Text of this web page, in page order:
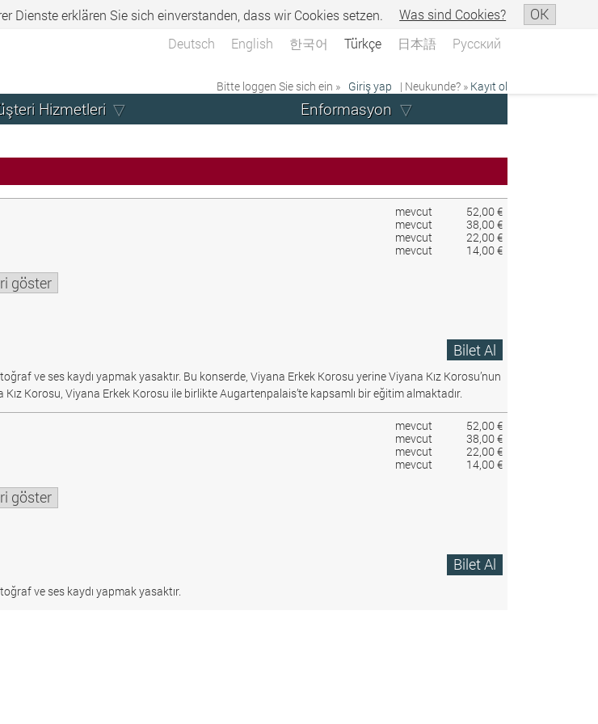
Dienste erklären Sie sich einverstanden, dass wir Cookies setzen. Was sind Cookies? OK
Deutsch English 한국어 Türkçe 日本語 Русский
Bitte loggen Sie sich ein » Giriş yap | Neukunde? » Kayıt ol
Hizmetleri Enformasyon
mevcut
52,00 €
mevcut
38,00 €
mevcut
22,00 €
mevcut
14,00 €
göster
Bilet Al
ve ses kaydı yapmak yasaktır. Bu konserde, Viyana Erkek Korosu yerine Viyana Kız Korosu’nun
Korosu, Viyana Erkek Korosu ile birlikte Augartenpalais’te kapsamlı bir eğitim almaktadır.
mevcut
52,00 €
mevcut
38,00 €
mevcut
22,00 €
mevcut
14,00 €
göster
Bilet Al
ve ses kaydı yapmak yasaktır.